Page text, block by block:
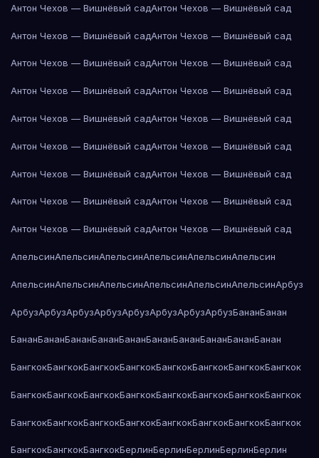
Антон Чехов — Вишнёвый садАнтон Чехов — Вишнёвый сад
Антон Чехов — Вишнёвый садАнтон Чехов — Вишнёвый сад
Антон Чехов — Вишнёвый садАнтон Чехов — Вишнёвый сад
Антон Чехов — Вишнёвый садАнтон Чехов — Вишнёвый сад
Антон Чехов — Вишнёвый садАнтон Чехов — Вишнёвый сад
Антон Чехов — Вишнёвый садАнтон Чехов — Вишнёвый сад
Антон Чехов — Вишнёвый садАнтон Чехов — Вишнёвый сад
Антон Чехов — Вишнёвый садАнтон Чехов — Вишнёвый сад
Антон Чехов — Вишнёвый садАнтон Чехов — Вишнёвый сад
АпельсинАпельсинАпельсинАпельсинАпельсинАпельсин
АпельсинАпельсинАпельсинАпельсинАпельсинАпельсинАрбуз
АрбузАрбузАрбузАрбузАрбузАрбузАрбузАрбузБананБанан
БананБананБананБананБананБананБананБананБананБанан
БангкокБангкокБангкокБангкокБангкокБангкокБангкокБангкок
БангкокБангкокБангкокБангкокБангкокБангкокБангкокБангкок
БангкокБангкокБангкокБангкокБангкокБангкокБангкокБангкок
БангкокБангкокБангкокБерлинБерлинБерлинБерлинБерлин